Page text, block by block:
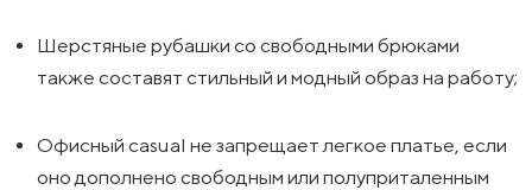
Шерстяные рубашки со свободными брюками
также составят стильный и модный образ на работу;
Офисный casual не запрещает легкое платье, если
оно дополнено свободным или полуприталенным